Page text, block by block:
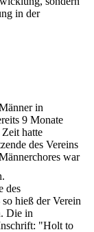
in der
in
9 Monate
hatte
des Vereins
war
des
hieß der Verein
Die in
"Holt to